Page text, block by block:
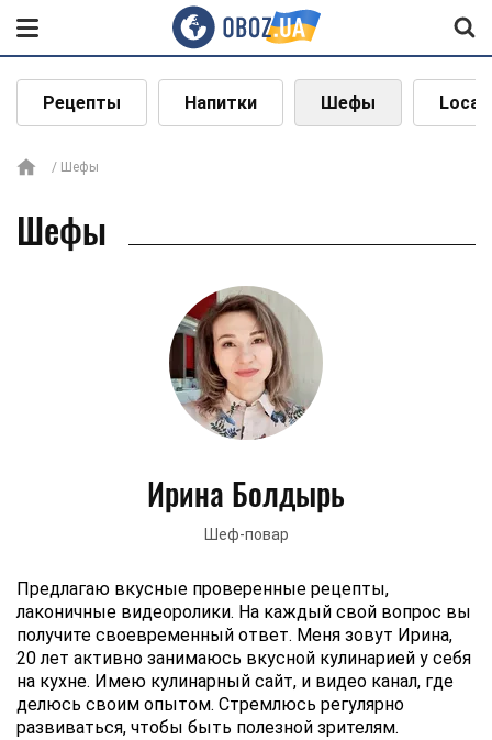
Рецепты Напитки Шефы Local
Шефы
Шефы
Ирина Болдырь
Шеф-повар
Предлагаю вкусные проверенные рецепты,
лаконичные видеоролики. На каждый свой вопрос вы
получите своевременный ответ. Меня зовут Ирина,
20 лет активно занимаюсь вкусной кулинарией у себя
на кухне. Имею кулинарный сайт, и видео канал, где
делюсь своим опытом. Стремлюсь регулярно
развиваться, чтобы быть полезной зрителям.